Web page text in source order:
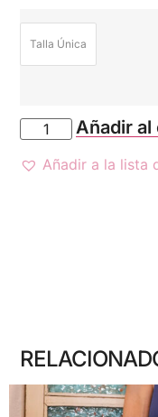
Talla Única
Añadir
Añadir a la lista